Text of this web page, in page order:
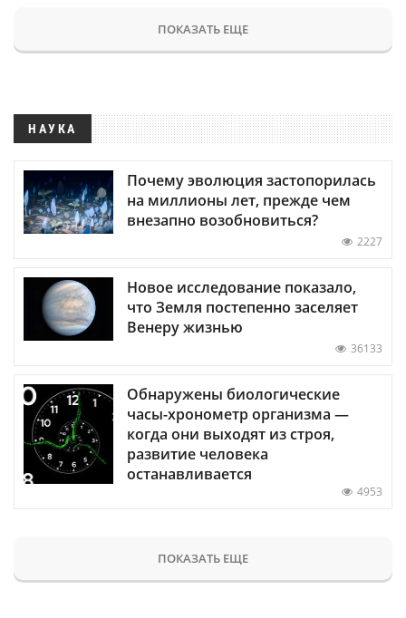
ПОКАЗАТЬ ЕЩЕ
НАУКА
Почему эволюция застопорилась
на миллионы лет, прежде чем
внезапно возобновиться?
2227
Новое исследование показало,
что Земля постепенно заселяет
Венеру жизнью
36133
Обнаружены биологические
часы-хронометр организма —
когда они выходят из строя,
развитие человека
останавливается
4953
ПОКАЗАТЬ ЕЩЕ